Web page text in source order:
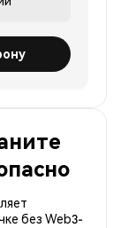
без Web3-